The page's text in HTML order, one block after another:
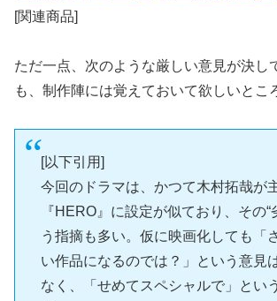
[関連商品]
ただ一点、次のような厳しい意見が決し
も、制作陣には覚えておいて欲しいとこ
[以下引用]
今回のドラマは、かつて木村拓哉が
『HERO』に設定が似ており、その“
う指摘も多い。仮に映画化しても「
い作品になるのでは？」という意見
なく、「せめてスペシャルで」とい